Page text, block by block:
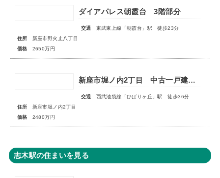
ダイアパレス朝霞台 3階部分
交通
東武東上線「朝霞台」駅 徒歩23分
住所
新座市野火止八丁目
価格
2650万円
新座市堀ノ内2丁目 中古一戸建住宅
交通
西武池袋線「ひばりヶ丘」駅 徒歩36分
住所
新座市堀ノ内2丁目
価格
2480万円
志木駅の住まいを見る